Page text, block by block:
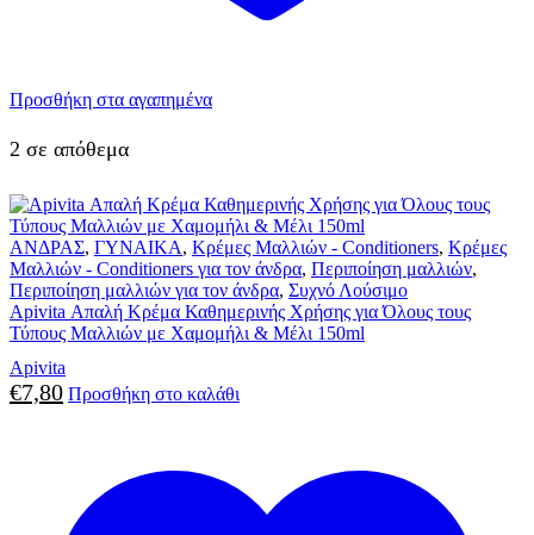
Προσθήκη στα αγαπημένα
2 σε απόθεμα
ΑΝΔΡΑΣ, ΓΥΝΑΙΚΑ, Κρέμες Μαλλιών - Conditioners, Κρέμες
Μαλλιών - Conditioners για τον άνδρα, Περιποίηση μαλλιών,
Περιποίηση μαλλιών για τον άνδρα, Συχνό Λούσιμο
Apivita Απαλή Κρέμα Καθημερινής Χρήσης για Όλους τους
Τύπους Μαλλιών με Χαμομήλι & Μέλι 150ml
Apivita
€7,80 Προσθήκη στο καλάθι